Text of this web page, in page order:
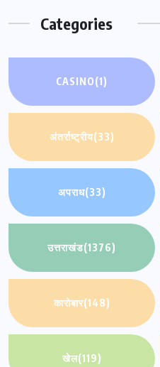
Categories
CASINO(1)
अंतर्राष्ट्रीय(33)
अपराध(33)
उत्तराखंड(1376)
कारोबार(148)
खेल(119)